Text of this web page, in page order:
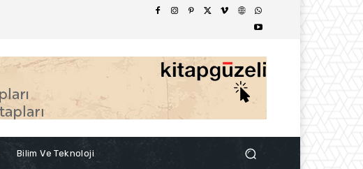
Bilim Ve Teknoloji